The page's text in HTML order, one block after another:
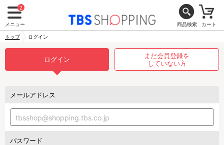
2
メニュー 商品検索 カート
トップ ログイン
ログイン
まだ会員登録を
していない方
メールアドレス
パスワード